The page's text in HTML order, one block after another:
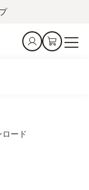
ード